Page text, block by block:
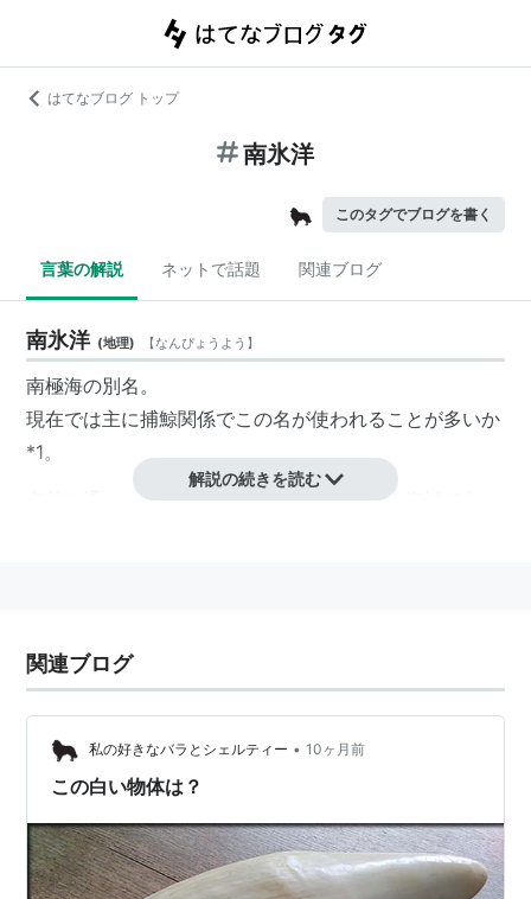
はてなブログ トップ
南氷洋
このタグでブログを書く
言葉の解説 ネットで話題 関連ブログ
南氷洋 (地理) 【なんぴょうよう 】
南極海の別名。
現在では主に捕鯨関係でこの名が使われることが多いか
*1。
名前の通り、冬期は流氷によって支配される海域であ
解説の続きを読む
関連ブログ
私の好きなバラとシェルティー • 10ヶ月前
この白い物体は？